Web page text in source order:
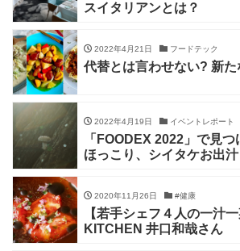
スイタリアンとは？
2022年4月21日 フードテック
代替とは言わせない? 新
2022年4月19日 イベントレポート
「FOODEX 2022」で見
ほっこり、シイタケお出汁
2020年11月26日 #健康
【若手シェフ４人の一汁
KITCHEN 井口和哉さん